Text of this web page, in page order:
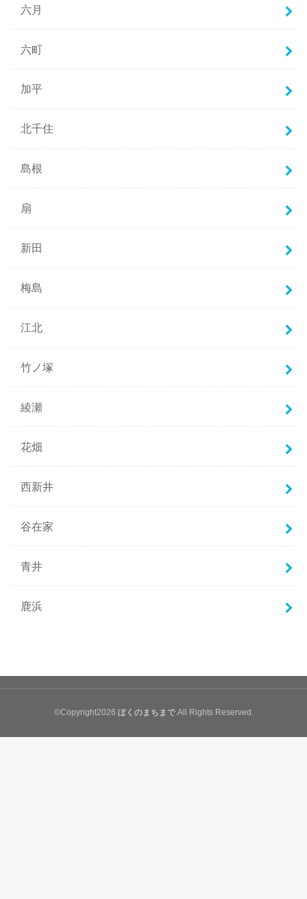
六月
六町
加平
北千住
島根
扇
新田
梅島
江北
竹ノ塚
綾瀬
花畑
西新井
谷在家
青井
鹿浜
©Copyright2026 ぼくのまちまで.All Rights Reserved.